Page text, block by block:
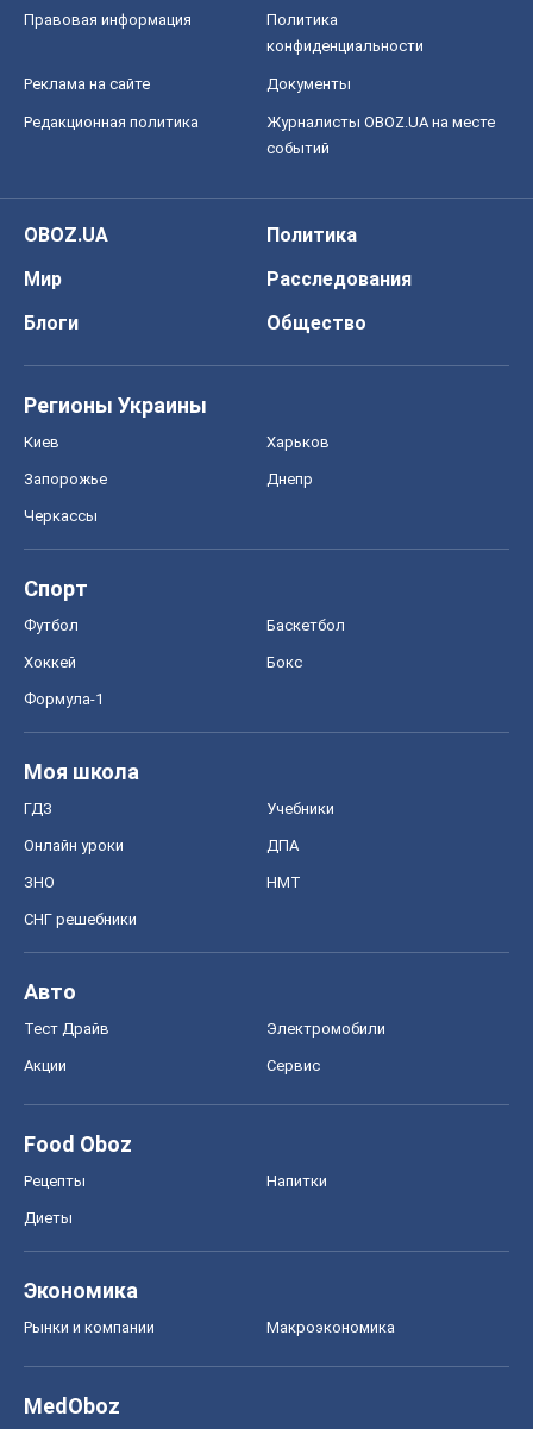
Правовая информация
Политика
конфиденциальности
Реклама на сайте Документы
Редакционная политика
Журналисты OBOZ.UA на месте
событий
OBOZ.UA
Политика
Мир
Расследования
Блоги
Общество
Регионы Украины
Киев Харьков
Запорожье Днепр
Черкассы
Спорт
Футбол Баскетбол
Хоккей Бокс
Формула-1
Моя школа
ГДЗ Учебники
Онлайн уроки ДПА
ЗНО НМТ
СНГ решебники
Авто
Тест Драйв Электромобили
Акции Сервис
Food Oboz
Рецепты Напитки
Диеты
Экономика
Рынки и компании Mакроэкономика
MedOboz